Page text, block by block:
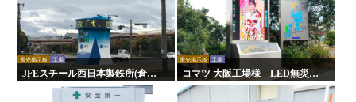
電光掲示板 工場
JFEスチール西日本製鉄所(倉敷
地区)様 LED無災害記録表
電光掲示板 工場
コマツ 大阪工場様 LED無災害
記録表